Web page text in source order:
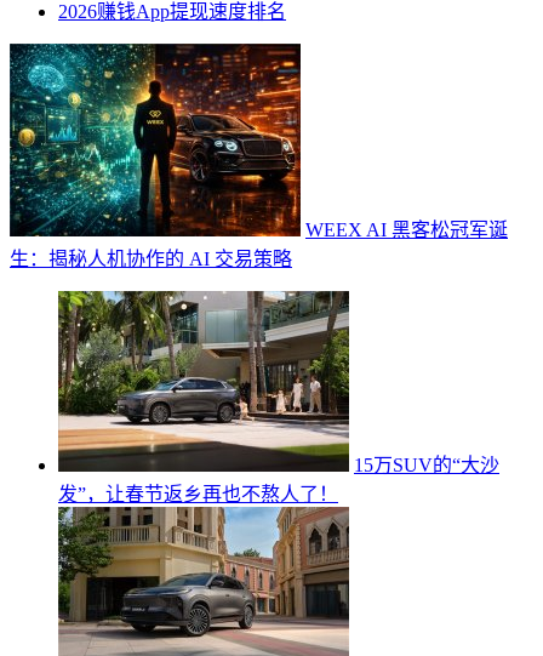
2026赚钱App提现速度排名
WEEX AI 黑客松冠军诞
生：揭秘人机协作的 AI 交易策略
15万SUV的“大沙
发”，让春节返乡再也不熬人了！